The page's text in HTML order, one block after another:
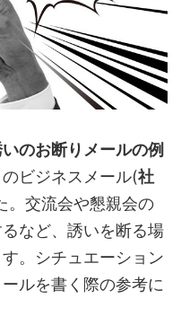
のお断りメールの例
のビジネスメール(社
。交流会や懇親会の
など、誘いを断る場
。シチュエーション
ルを書く際の参考に